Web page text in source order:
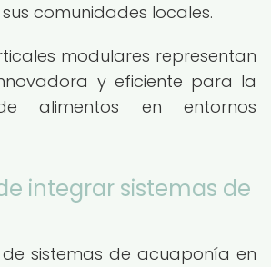
comunidades locales.
modulares representan
y eficiente para la
alimentos en entornos
integrar sistemas de
sistemas de acuaponía en